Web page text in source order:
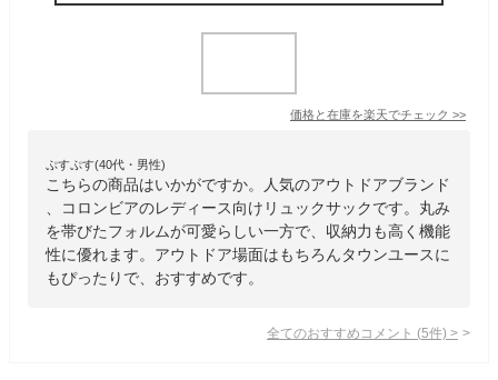
価格と在庫を楽天でチェック >>
ぷすぷす(40代・男性)
こちらの商品はいかがですか。人気のアウトドアブランド
、コロンビアのレディース向けリュックサックです。丸み
を帯びたフォルムが可愛らしい一方で、収納力も高く機能
性に優れます。アウトドア場面はもちろんタウンユースに
もぴったりで、おすすめです。
全てのおすすめコメント (5件) >